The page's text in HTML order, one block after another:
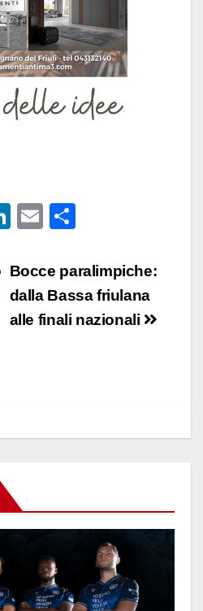
Li
k
e
dI
E
ail n
di
vi
Bocce paralimpiche:
dalla Bassa friulana
alle finali nazionali